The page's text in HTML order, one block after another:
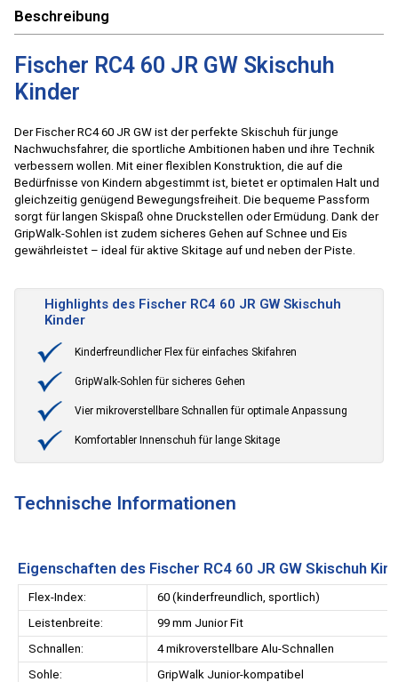
Beschreibung
Fischer RC4 60 JR GW Skischuh
Kinder
Der Fischer RC4 60 JR GW ist der perfekte Skischuh für junge
Nachwuchsfahrer, die sportliche Ambitionen haben und ihre Technik
verbessern wollen. Mit einer flexiblen Konstruktion, die auf die
Bedürfnisse von Kindern abgestimmt ist, bietet er optimalen Halt und
gleichzeitig genügend Bewegungsfreiheit. Die bequeme Passform
sorgt für langen Skispaß ohne Druckstellen oder Ermüdung. Dank der
GripWalk-Sohlen ist zudem sicheres Gehen auf Schnee und Eis
gewährleistet – ideal für aktive Skitage auf und neben der Piste.
Highlights des Fischer RC4 60 JR GW Skischuh
Kinder
Kinderfreundlicher Flex für einfaches Skifahren
GripWalk-Sohlen für sicheres Gehen
Vier mikroverstellbare Schnallen für optimale Anpassung
Komfortabler Innenschuh für lange Skitage
Technische Informationen
Eigenschaften des Fischer RC4 60 JR GW Skischuh
Flex-Index:
60 (kinderfreundlich, sportlich)
Leistenbreite:
99 mm Junior Fit
Schnallen:
4 mikroverstellbare Alu-Schnallen
Sohle:
GripWalk Junior-kompatibel